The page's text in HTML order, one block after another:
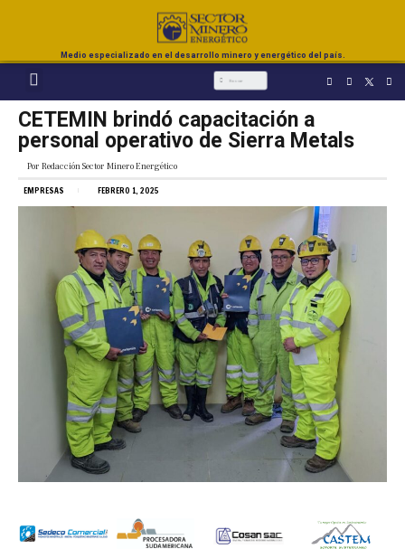
Medio especializado en el desarrollo minero y energético del país.
CETEMIN brindó capacitación a
personal operativo de Sierra Metals
Por Redacción Sector Minero Energético
EMPRESAS FEBRERO 1, 2025